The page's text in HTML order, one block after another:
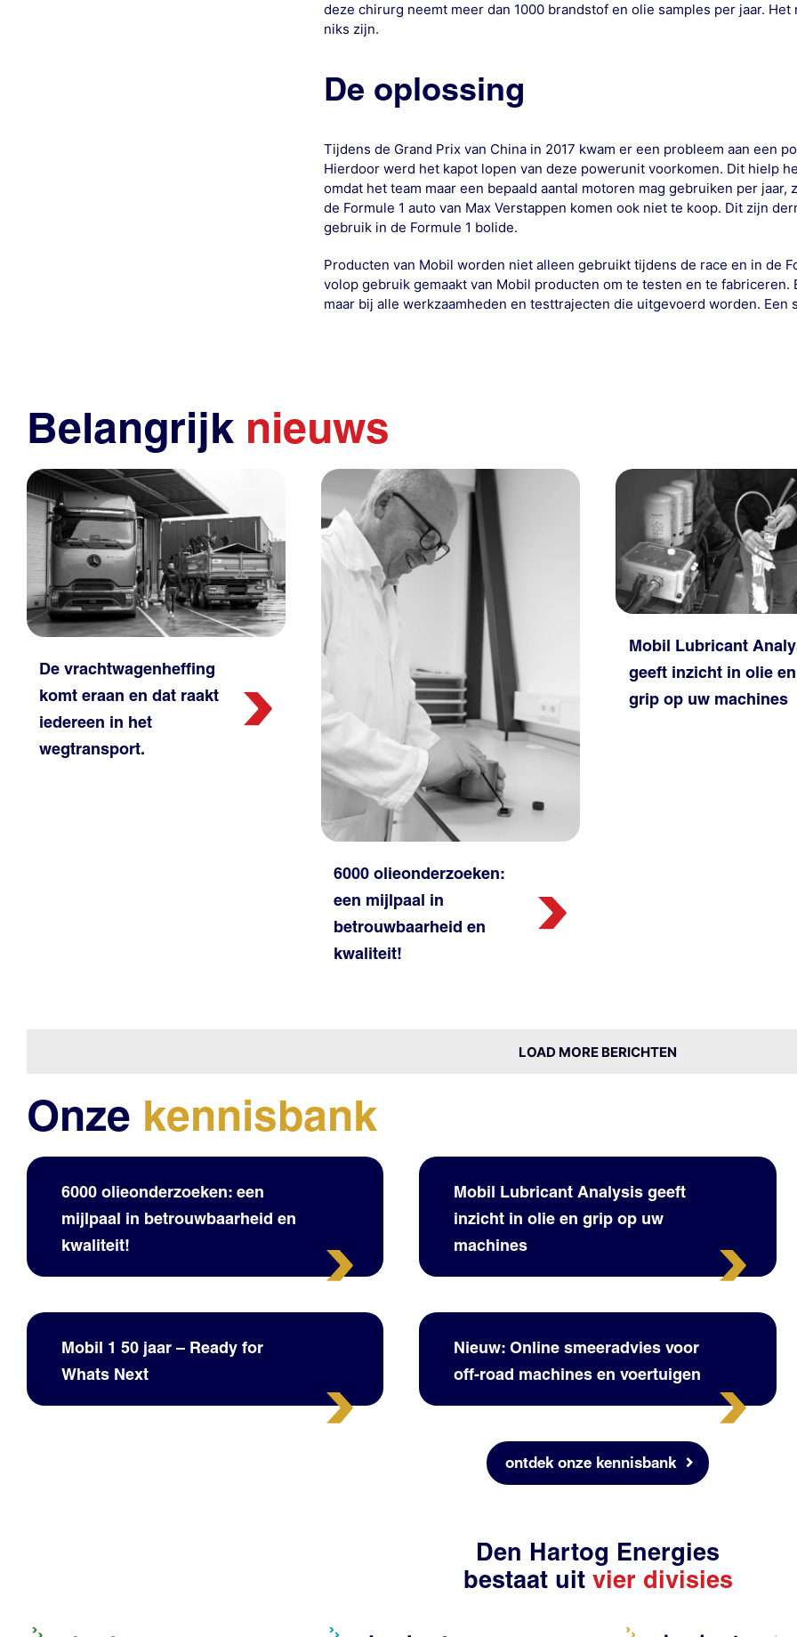
deze chirurg neemt meer dan 1000 brandstof en olie samples per jaar.
niks zijn.
De oplossing
Tijdens de Grand Prix van China in 2017 kwam er een probleem aan een
Hierdoor werd het kapot lopen van deze powerunit voorkomen. Dit hielp
omdat het team maar een bepaald aantal motoren mag gebruiken per
de Formule 1 auto van Max Verstappen komen ook niet te koop. Dit zijn
gebruik in de Formule 1 bolide.
Producten van Mobil worden niet alleen gebruikt tijdens de race en in de
volop gebruik gemaakt van Mobil producten om te testen en te
maar bij alle werkzaamheden en testtrajecten die uitgevoerd worden.
Belangrijk nieuws
De vrachtwagenheffing
komt eraan en dat raakt
iedereen in het
wegtransport.
6000 olieonderzoeken:
een mijlpaal in
betrouwbaarheid en
kwaliteit!
Mobil Lubricant
geeft inzicht in olie en
grip op uw machines
LOAD MORE BERICHTEN
Onze kennisbank
6000 olieonderzoeken: een
mijlpaal in betrouwbaarheid en
kwaliteit!
Mobil Lubricant Analysis geeft
inzicht in olie en grip op uw
machines
Mobil 1 50 jaar – Ready for
Whats Next
Nieuw: Online smeeradvies voor
off-road machines en voertuigen
ontdek onze kennisbank
Den Hartog Energies
bestaat uit vier divisies